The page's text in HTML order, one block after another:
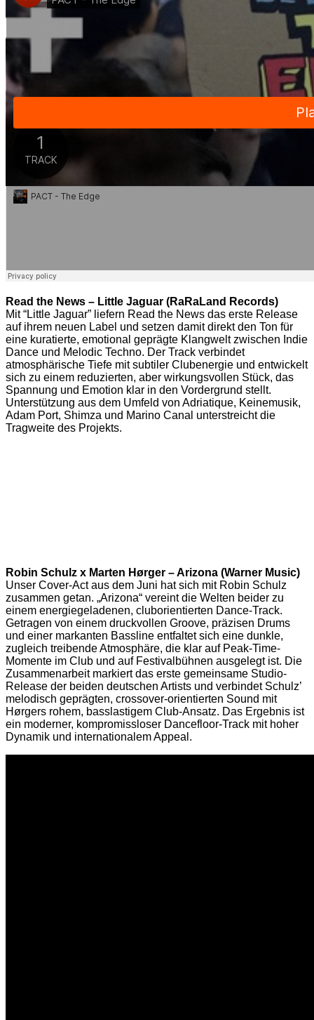
Read the News – Little Jaguar (RaRaLand Records)
Mit “Little Jaguar” liefern Read the News das erste Release
auf ihrem neuen Label und setzen damit direkt den Ton für
eine kuratierte, emotional geprägte Klangwelt zwischen Indie
Dance und Melodic Techno. Der Track verbindet
atmosphärische Tiefe mit subtiler Clubenergie und entwickelt
sich zu einem reduzierten, aber wirkungsvollen Stück, das
Spannung und Emotion klar in den Vordergrund stellt.
Unterstützung aus dem Umfeld von Adriatique, Keinemusik,
Adam Port, Shimza und Marino Canal unterstreicht die
Tragweite des Projekts.
Robin Schulz x Marten Hørger – Arizona (Warner Music)
Unser Cover-Act aus dem Juni hat sich mit Robin Schulz
zusammen getan. „Arizona“ vereint die Welten beider zu
einem energiegeladenen, cluborientierten Dance-Track.
Getragen von einem druckvollen Groove, präzisen Drums
und einer markanten Bassline entfaltet sich eine dunkle,
zugleich treibende Atmosphäre, die klar auf Peak-Time-
Momente im Club und auf Festivalbühnen ausgelegt ist. Die
Zusammenarbeit markiert das erste gemeinsame Studio-
Release der beiden deutschen Artists und verbindet Schulz’
melodisch geprägten, crossover-orientierten Sound mit
Hørgers rohem, basslastigem Club-Ansatz. Das Ergebnis ist
ein moderner, kompromissloser Dancefloor-Track mit hoher
Dynamik und internationalem Appeal.